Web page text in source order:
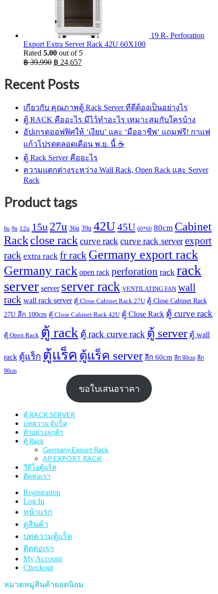
19 R- Perforation
Export Extra Server Rack 42U 60X100
Rated 5.00 out of 5
฿39,990 Original
was:
฿ 39,990.
฿ 24,657Current
Recent Posts
เกียวกับ คุณภาพตู้ Rack Server ทีดีต้องเป็นอย่างไร
ตู้ RACK คืออะไร มีไว้ทำอะไร เหมาะสมกับใครบ้าง
อัปเกรดออฟฟิศให้ ‘เงียบ’ และ ‘มืออาชีพ’ แถมฟรี! กาแฟ
แก้วโปรดตลอดเดือน พ.ย. นี้ ☕
ตู้ Rack Server คืออะไร
ความแตกต่างระหว่าง Wall Rack, Open Rack และ Server
Rack
Product tags
6u 9u 12u 15u 27u 36u 39u 42U45U 60*60 80cm Cabinet
Rackclose rackcurve rack curve rack serverexport
rack extra rack fr rack Germany export rack
Germany rack open rack perforation rack rack
server server server rack VENTILATING FAN wall
rack wall rack server ตู้ Close Cabinet Rack 27U ตู้ Close Cabinet Rack
27U ลึก 100cm ตู้ Close Cabinet Rack 42U ตู้ Close Rack ตู้ curve rack
ตู้ Open Rack ตู้ rack ตู้ rack curve rack ตู้ server ตู้ wall
rack ตู้แร็ก ตู้แร็ค ตู้แร็ค server ลึก 60cm ลึก 80cm ลึก
90cm
ขอใบเสนอราคา
ตู้ RACK SERVER
บทความ ตู้แร็ค
ตัวอย่างลูกค้า
ตู้ Rack
Germany Export Rack
AP EXPORT RACK
วีดีโอตู้แร็ค
ติดต่อเรา
Registration
Log In
หน้าแรก
ดูสินค้า
บทความตู้แร็ค
ติดต่อเรา
My Account
Checkout
หมวดหมู่สินค้ายอดนิยม